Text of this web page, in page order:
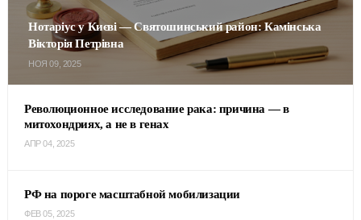
Нотаріус у Києві — Святошинський район: Камінська
Вікторія Петрівна
НОЯ 09, 2025
Революционное исследование рака: причина — в
митохондриях, а не в генах
АПР 04, 2025
РФ на пороге масштабной мобилизации
ФЕВ 05, 2025